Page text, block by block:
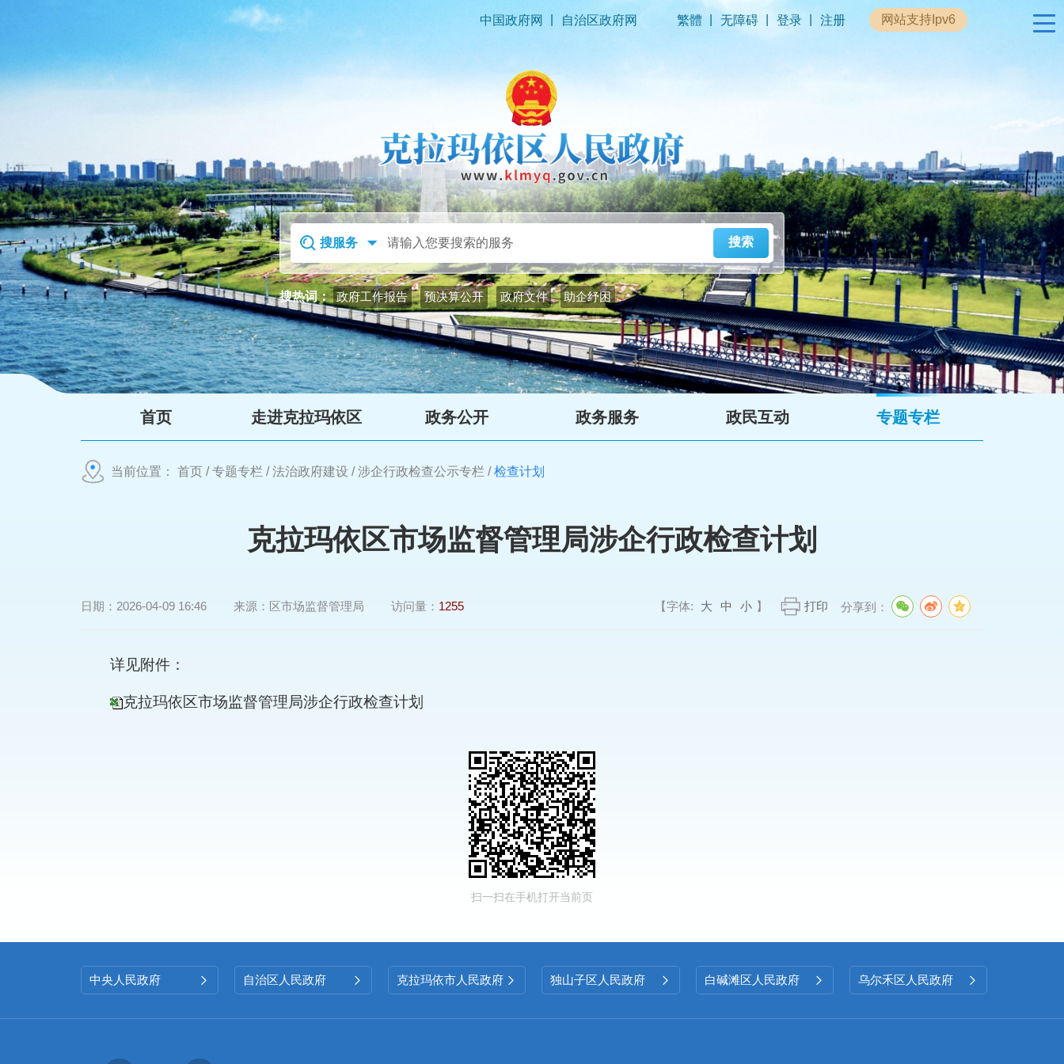
中国政府网 自治区政府网 繁體 无障碍 登录 注册 网站支持Ipv6
搜热词： 政府工作报告 预决算公开 政府文件 助企纾困
首页 走进克拉玛依区 政务公开 政务服务 政民互动 专题专栏
走进克拉玛依区 政务服务 政民互动 专题专栏
当前位置： 首页 /专题专栏 /法治政府建设 /涉企行政检查公示专栏 /检查计划
克拉玛依区市场监督管理局涉企行政检查计划
日期： 2026-04-09 16:46 来源： 区市场监督管理局 访问量： 1255 【字体: 大 中 小 】 打印 分享到：
详见附件：
克拉玛依区市场监督管理局涉企行政检查计划
扫一扫在手机打开当前页
中央人民政府  自治区人民政府  克拉玛依市人民政府  独山子区人民政府  白碱滩区人民政府  乌尔禾区人民政府 